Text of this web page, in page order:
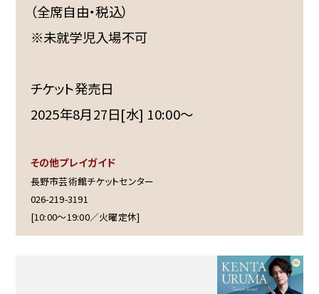
（全席自由・税込）
※未就学児入場不可
チケット発売日
2025年8月27日[水] 10:00～
その他プレイガイド
長野市芸術館チケットセンター
026-219-3191
[10:00～19:00／火曜定休]